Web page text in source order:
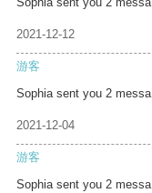
2021-12-12
游客
Sophia sent you 2 messa
2021-12-04
游客
Sophia sent you 2 messa